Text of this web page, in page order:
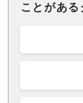
ことがある